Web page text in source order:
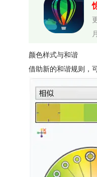
颜色样式与和谐
借助新的和谐规则，